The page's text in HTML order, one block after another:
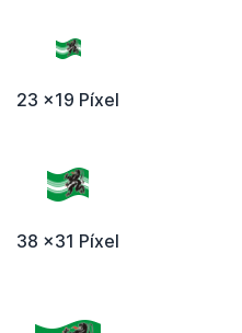
23 x19 Píxel
38 x31 Píxel